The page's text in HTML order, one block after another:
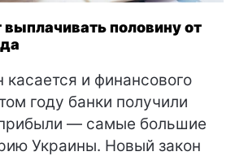
выплачивать половину от
касается и финансового
году банки получили
— самые большие
Украины. Новый закон